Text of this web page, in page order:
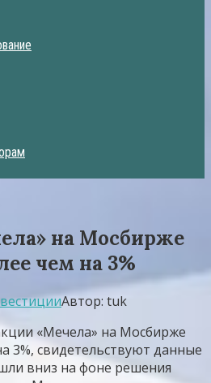
на Мосбирже
чем на 3%
Автор: tuk
«Мечела» на Мосбирже
3%, свидетельствуют данные
вниз на фоне решения